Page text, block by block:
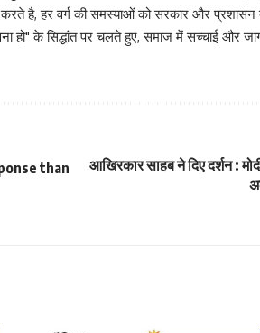
करते है, हर वर्ग की समस्याओं को सरकार और
हो" के सिद्धांत पर चलते हुए, समाज में सच्चाई
than
आखिरकार साहब ने दिए दर्शन :